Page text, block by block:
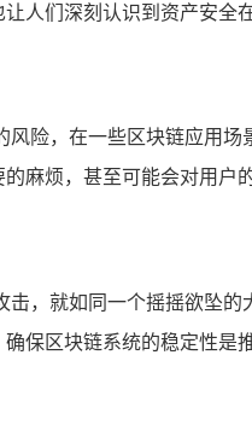
人们深刻认识到资产安全
险，在一些区块链应用
麻烦，甚至可能会对用户
，就如同一个摇摇欲坠的
保区块链系统的稳定性是